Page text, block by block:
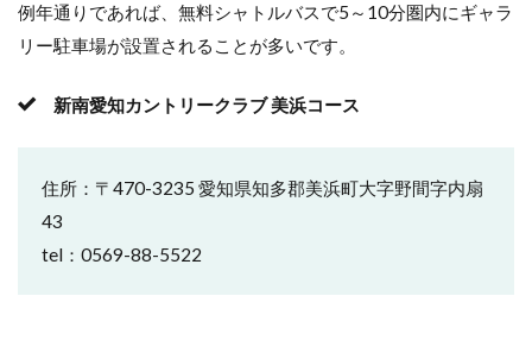
例年通りであれば、無料シャトルバスで5～10分圏内にギャラ
リー駐車場が設置されることが多いです。
新南愛知カントリークラブ 美浜コース
住所：〒470-3235 愛知県知多郡美浜町大字野間字内扇
43
tel：0569-88-5522